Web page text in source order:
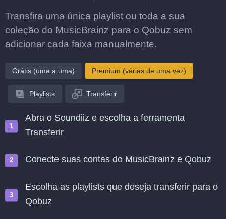
Transfira uma única playlist ou toda a sua
coleção do MusicBrainz para o Qobuz sem
adicionar cada faixa manualmente.
Grátis (uma a uma) Premium (várias de uma vez)
Playlists Transferir
Abra o Soundiiz e escolha a ferramenta
Transferir
Conecte suas contas do MusicBrainz e Qobuz
Escolha as playlists que deseja transferir para o
Qobuz